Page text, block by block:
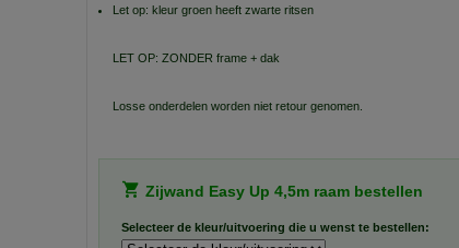
Let op: kleur groen heeft zwarte ritsen
LET OP: ZONDER frame + dak
Losse onderdelen worden niet retour genomen.
Zijwand Easy Up 4,5m raam bestellen
Selecteer de kleur/uitvoering die u wenst te bestellen: